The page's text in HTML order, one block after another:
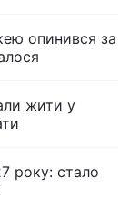
опинився за
жити у
року: стало